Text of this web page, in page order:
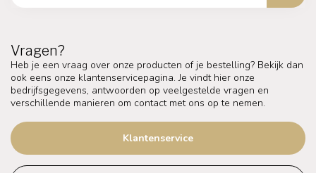
Vragen?
Heb je een vraag over onze producten of je bestelling? Bekijk dan
ook eens onze klantenservicepagina. Je vindt hier onze
bedrijfsgegevens, antwoorden op veelgestelde vragen en
verschillende manieren om contact met ons op te nemen.
Klantenservice